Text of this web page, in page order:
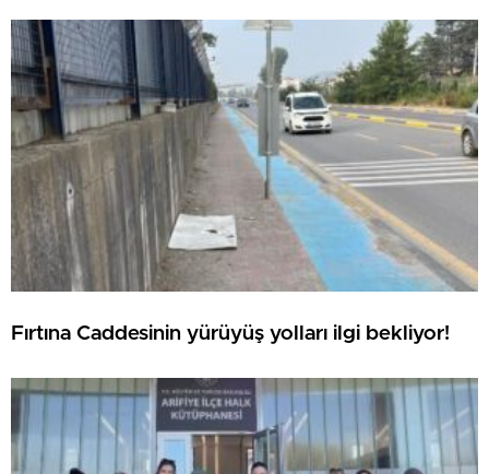
Fırtına Caddesinin yürüyüş yolları ilgi bekliyor!